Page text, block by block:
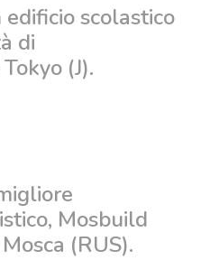
edificio scolastico
di
(J).
Mosbuild
(RUS).